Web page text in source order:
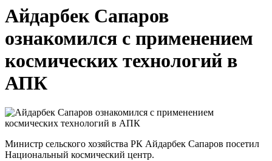
Айдарбек Сапаров
ознакомился с применением
космических технологий в
АПК
Министр сельского хозяйства РК Айдарбек Сапаров посетил
Национальный космический центр.